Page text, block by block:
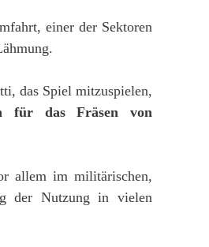
einer der Sektoren
das Spiel mitzuspielen,
für das Fräsen von
allem im militärischen,
der Nutzung in vielen